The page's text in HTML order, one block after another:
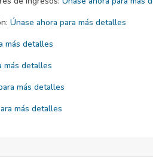
Únase ahora para más detalles
más detalles
más detalles
más detalles
más detalles